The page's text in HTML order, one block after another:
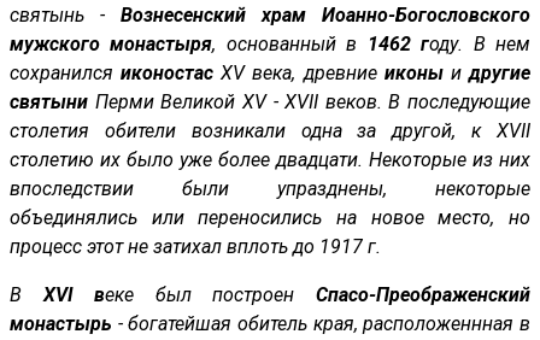
святынь - Вознесенский храм Иоанно-Богословского
мужского монастыря, основанный в 1462 году. В нем
сохранилсяиконостас XV века, древние иконы идругие
святыни Перми Великой XV - XVII веков. В последующие
столетия обители возникали одна за другой, к XVII
столетию их было уже более двадцати. Некоторые из них
впоследствии были упразднены, некоторые
объединялись или переносились на новое место, но
процесс этот не затихал вплоть до 1917 г.
ВXVI веке был построенСпасо-Преображенский
монастырь - богатейшая обитель края, расположеннная в